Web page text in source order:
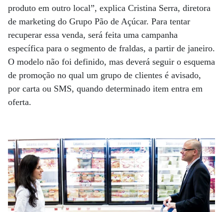
produto em outro local”, explica Cristina Serra, diretora
de marketing do Grupo Pão de Açúcar. Para tentar
recuperar essa venda, será feita uma campanha
específica para o segmento de fraldas, a partir de janeiro.
O modelo não foi definido, mas deverá seguir o esquema
de promoção no qual um grupo de clientes é avisado,
por carta ou SMS, quando determinado item entra em
oferta.